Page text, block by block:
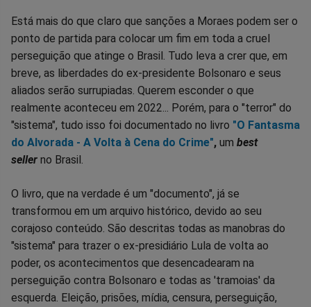
Está mais do que claro que sanções a Moraes podem ser o
ponto de partida para colocar um fim em toda a cruel
perseguição que atinge o Brasil. Tudo leva a crer que, em
breve, as liberdades do ex-presidente Bolsonaro e seus
aliados serão surrupiadas. Querem esconder o que
realmente aconteceu em 2022... Porém, para o "terror" do
"sistema", tudo isso foi documentado no livro "O Fantasma
do Alvorada - A Volta à Cena do Crime", um best
seller no Brasil.
O livro, que na verdade é um "documento", já se
transformou em um arquivo histórico, devido ao seu
corajoso conteúdo. São descritas todas as manobras do
"sistema" para trazer o ex-presidiário Lula de volta ao
poder, os acontecimentos que desencadearam na
perseguição contra Bolsonaro e todas as 'tramoias' da
esquerda. Eleição, prisões, mídia, censura, perseguição,